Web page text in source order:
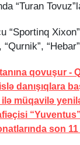
“Turan
“Sportinq
“Qurnik”,
qovuşur -
danışıqlara
müqavilə
son